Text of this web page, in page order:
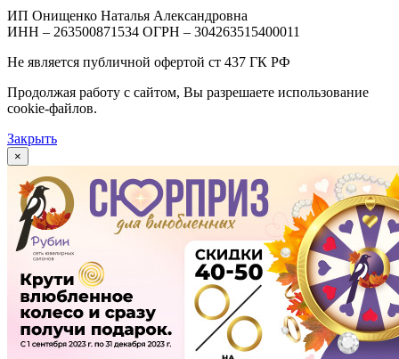
ИП Онищенко Наталья Александровна
ИНН – 263500871534 ОГРН – 304263515400011
Не является публичной офертой ст 437 ГК РФ
Продолжая работу с сайтом, Вы разрешаете использование
cookie-файлов.
Закрыть
×